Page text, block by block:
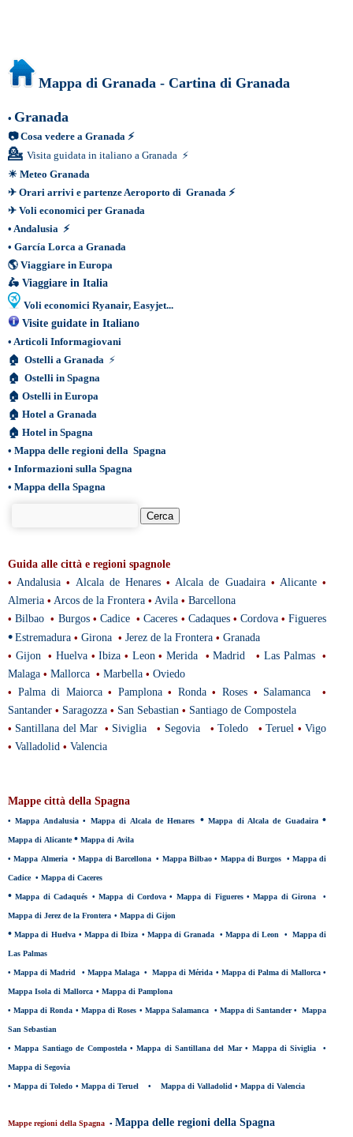
Mappa di Granada - Cartina di Granada
• Granada
📷 Cosa vedere a Granada ⚡
💁 Visita guidata in italiano a Granada ⚡
☀ Meteo Granada
✈ Orari arrivi e partenze Aeroporto di Granada ⚡
✈ Voli economici per Granada
• Andalusia ⚡
• García Lorca a Granada
🌎 Viaggiare in Europa
🛵 Viaggiare in Italia
Voli economici Ryanair, Easyjet...
Visite guidate in Italiano
• Articoli Informagiovani
🏠 Ostelli a Granada ⚡
🏠 Ostelli in Spagna
🏠 Ostelli in Europa
🏠 Hotel a Granada
🏠 Hotel in Spagna
• Mappa delle regioni della Spagna
• Informazioni sulla Spagna
• Mappa della Spagna
Guida alle città e regioni spagnole
• Andalusia• Alcala de Henares • Alcala de Guadaira • Alicante •
Almeria • Arcos de la Frontera • Avila • Barcellona
• Bilbao • Burgos • Cadice • Caceres • Cadaques • Cordova• Figueres
• Estremadura • Girona • Jerez de la Frontera • Granada
• Gijon • Huelva • Ibiza • Leon • Merida • Madrid • Las Palmas
•
Malaga • Mallorca • Marbella • Oviedo
• Palma di Maiorca• Pamplona • Ronda • Roses • Salamanca
•
Santander • Saragozza • San Sebastian • Santiago de Compostela
• Santillana del Mar • Siviglia • Segovia • Toledo • Teruel • Vigo
• Valladolid • Valencia
Mappe città della Spagna
• Mappa Andalusia • Mappa di Alcala de Henares • Mappa di Alcala de Guadaira •
Mappa di Alicante • Mappa di Avila
• Mappa Almeria • Mappa di Barcellona • Mappa Bilbao• Mappa di Burgos • Mappa di
Cadice • Mappa di Caceres
• Mappa di Cadaqués • Mappa di Cordova • Mappa di Figueres • Mappa di Girona •
Mappa di Jerez de la Frontera • Mappa di Gijon
• Mappa di Huelva • Mappa di Ibiza • Mappa di Granada • Mappa di Leon • Mappa di
Las Palmas
• Mappa di Madrid • Mappa Malaga • Mappa di Mérida • Mappa di Palma di Mallorca•
Mappa Isola di Mallorca • Mappa di Pamplona
• Mappa di Ronda • Mappa di Roses • Mappa Salamanca • Mappa di Santander • Mappa
San Sebastian
• Mappa Santiago de Compostela • Mappa di Santillana del Mar • Mappa di Siviglia •
Mappa di Segovia
• Mappa di Toledo • Mappa di Teruel • Mappa di Valladolid • Mappa di Valencia
Mappe regioni della Spagna ▪ Mappa delle regioni della Spagna